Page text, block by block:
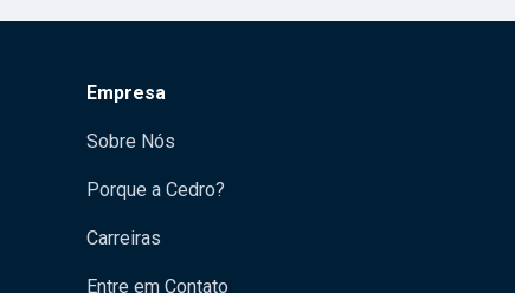
Empresa
Sobre Nós
Porque a Cedro?
Carreiras
Entre em Contato